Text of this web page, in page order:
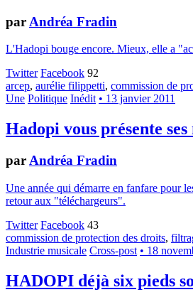
par Andréa Fradin
L'Hadopi bouge encore. Mieux, elle a
Twitter Facebook 92
arcep, aurélie filippetti, commission de
Une Politique Inédit • 13 janvier 2011
Hadopi vous présente
parAndréa Fradin
Une année qui démarre en fanfare pour
retour aux "téléchargeurs".
Twitter Facebook 43
commission de protection des droits,
Industrie musicale Cross-post • 18
HADOPI déjà six pieds